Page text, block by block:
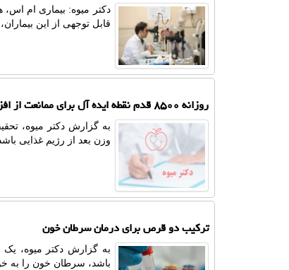
دکتر میوه: بیماری ام
قابل توجهی از این
روزانه ۸۵۰۰ قدم نقطه ایده آل برای ممانعت از افزایش مجدد وزن
وزن بعد از رژیم غذایی
ترکیب دو قرص برای درمان سرطان خون
به گزارش دکتر میوه،
باشد، سرطان خون را به